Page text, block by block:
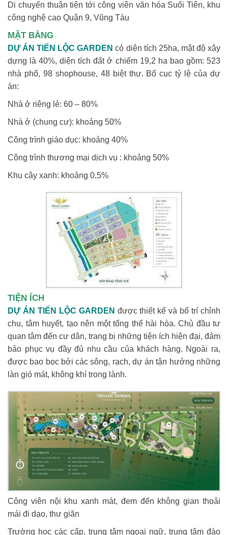
Di chuyển thuận tiện tới công viên văn hóa Suối Tiên, khu
công nghệ cao Quận 9, Vũng Tàu
MẶT BẰNG
DỰ ÁN TIẾN LỘC GARDEN có diện tích 25ha, mật độ xây
dựng là 40%, diện tích đất ở chiếm 19,2 ha bao gồm: 523
nhà phố, 98 shophouse, 48 biệt thự. Bố cục tỷ lệ của dự
án:
Nhà ở riêng lẻ: 60 – 80%
Nhà ở (chung cư): khoảng 50%
Công trình giáo dục: khoảng 40%
Công trình thương mại dịch vụ : khoảng 50%
Khu cây xanh: khoảng 0,5%
TIỆN ÍCH
DỰ ÁN TIẾN LỘC GARDEN được thiết kế và bố trí chỉnh
chu, tâm huyết, tạo nên một tổng thể hài hòa. Chủ đầu tư
quan tâm đến cư dân, trang bị những tiện ích hiện đại, đảm
bảo phục vụ đầy đủ nhu cầu của khách hàng. Ngoài ra,
được bao bọc bởi các sông, rạch, dự án tận hưởng những
làn gió mát, không khí trong lành.
Công viên nội khu xanh mát, đem đến không gian thoải
mái đi dạo, thư giãn
Trường học các cấp, trung tâm ngoại ngữ, trung tâm đào